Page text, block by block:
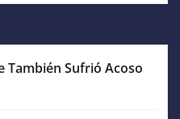
También Sufrió Acoso